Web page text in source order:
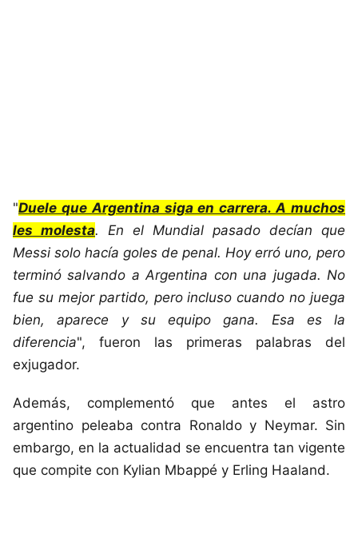
"Duele que Argentina siga en carrera. A muchos
les molesta. En el Mundial pasado decían que
Messi solo hacía goles de penal. Hoy erró uno, pero
terminó salvando a Argentina con una jugada. No
fue su mejor partido, pero incluso cuando no juega
bien, aparece y su equipo gana. Esa es la
diferencia", fueron las primeras palabras del
exjugador.
Además, complementó que antes el astro
argentino peleaba contra Ronaldo y Neymar. Sin
embargo, en la actualidad se encuentra tan vigente
que compite con Kylian Mbappé y Erling Haaland.